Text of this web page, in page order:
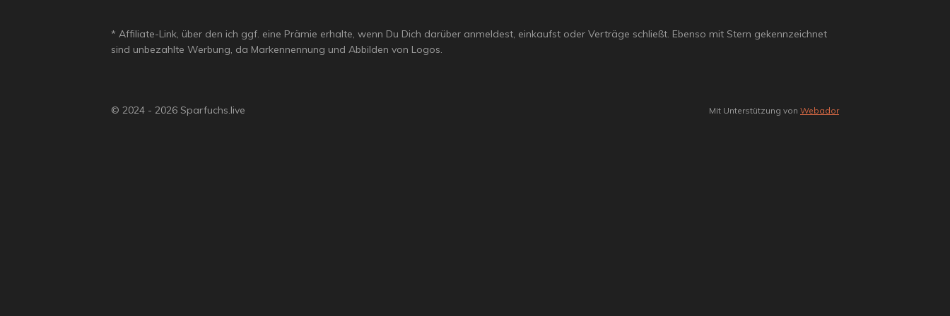
* Affiliate-Link, über den ich ggf. eine Prämie erhalte, wenn Du Dich darüber anmeldest, einkaufst oder Verträge schließt. Ebenso mit Stern gekennzeichnet
sind unbezahlte Werbung, da Markennennung und Abbilden von Logos.
© 2024 - 2026 Sparfuchs.live Mit Unterstützung von Webador